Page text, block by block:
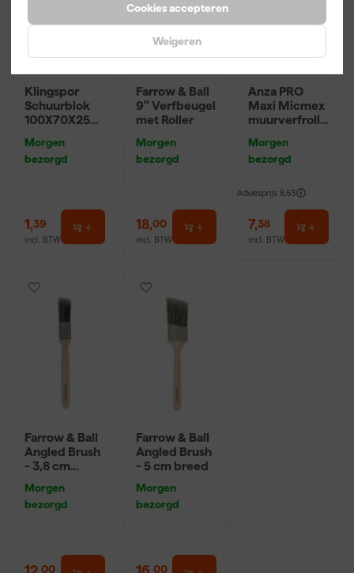
Cookies accepteren
Weigeren
Klingspor
Schuurblok
100X70X25m
P220
Morgen
bezorgd
1,39
incl. BTW
Farrow & Ball
9" Verfbeugel
met Roller
Morgen
bezorgd
18,00
incl. BTW
Anza PRO
Maxi Micmex
muurverfrolle
Morgen
bezorgd
Adviesprijs 8,53
7,38
incl. BTW
Farrow & Ball
Angled Brush
- 3,8 cm
Morgen
bezorgd
12,00
Farrow & Ball
Angled Brush
- 5 cm breed
Morgen
bezorgd
16,00